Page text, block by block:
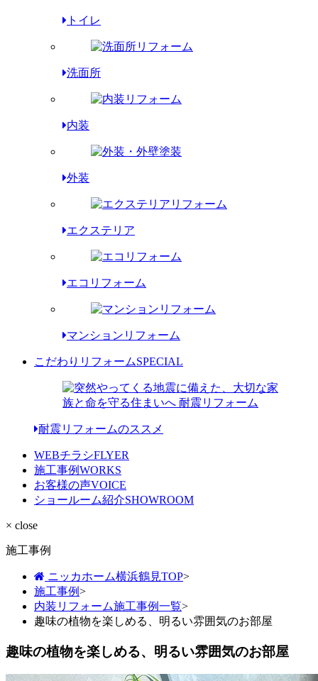
トイレ
洗面所
内装
外装
エクステリア
エコリフォーム
マンションリフォーム
こだわりリフォームSPECIAL
耐震リフォームのススメ
WEBチラシFLYER
施工事例WORKS
お客様の声VOICE
ショールーム紹介SHOWROOM
× close
施工事例
ニッカホーム横浜鶴見TOP>
施工事例>
内装リフォーム施工事例一覧>
趣味の植物を楽しめる、明るい雰囲気のお部屋
趣味の植物を楽しめる、明るい雰囲気のお部屋